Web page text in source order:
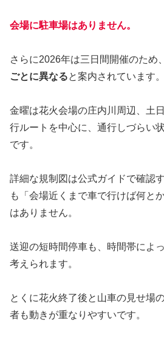
会場に駐車場はありません。
さらに2026年は三日間開催のため、
ごとに異なると案内されています。
金曜は花火会場の庄内川周辺、土
行ルートを中心に、通行しづらい
です。
詳細な規制図は公式ガイドで確認
も「会場近くまで車で行けば何と
はありません。
送迎の短時間停車も、時間帯によ
考えられます。
とくに花火終了後と山車の見せ場
者も動きが重なりやすいです。